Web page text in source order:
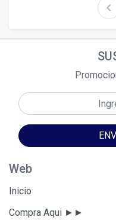
chevron_left
Web
Inicio
Compra Aqui ►►